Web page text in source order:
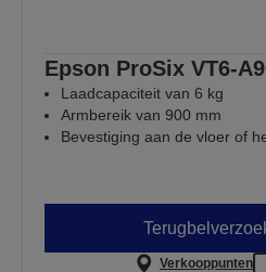
Epson ProSix VT6-
Laadcapaciteit van 6 kg
Armbereik van 900 mm
Bevestiging aan de vloer of
Verkooppunten